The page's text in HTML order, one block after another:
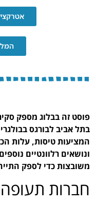
פוסט זה בבלוג מספק
בתל אביב לבורגס
המציעות טיסות, עלות
ונושאים רלוונטיים
משובצות כדי לספק
חברות